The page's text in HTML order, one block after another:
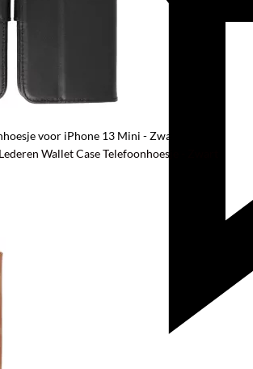
voor iPhone 13 Mini - Zwart
Wallet Case Telefoonhoesje - Zwart